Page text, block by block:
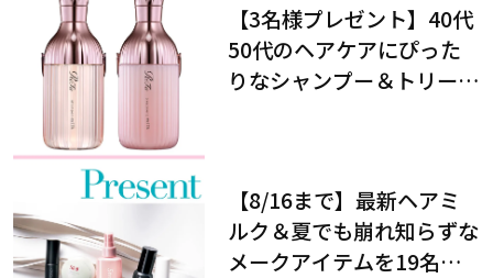
【3名様プレゼント】40代
50代のヘアケアにぴった
りなシャンプー＆トリート
【8/16まで】最新ヘアミ
ルク＆夏でも崩れ知らずな
メークアイテムを19名様